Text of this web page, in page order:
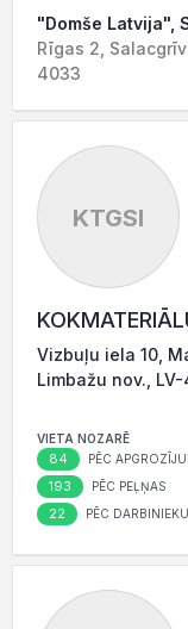
"Domše Latvija",
Rīgas 2,
4033
KTGSI
Vizbuļu iela 10,
Limbažu nov.,
VIETA NOZARĒ
84 PĒC
193 PĒC PEĻŅAS
22 PĒC